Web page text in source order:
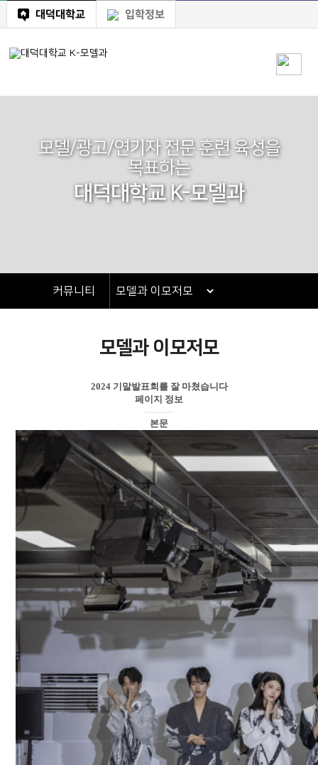
대덕대학교 입학정보
모델/광고/연기자 전문 훈련 육성을
목표하는
대덕대학교 K-모델과
커뮤니티
모델과 이모저모
2024 기말발표회를 잘 마쳤습니다
페이지 정보
본문